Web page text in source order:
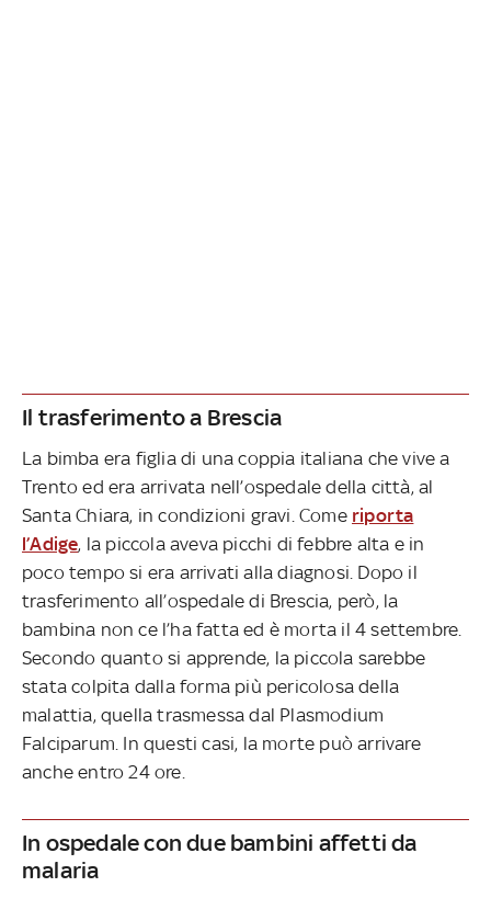
Il trasferimento a Brescia
La bimba era figlia di una coppia italiana che vive a
Trento ed era arrivata nell’ospedale della città, al
Santa Chiara, in condizioni gravi. Come riporta
l’Adige, la piccola aveva picchi di febbre alta e in
poco tempo si era arrivati alla diagnosi. Dopo il
trasferimento all’ospedale di Brescia, però, la
bambina non ce l’ha fatta ed è morta il 4 settembre.
Secondo quanto si apprende, la piccola sarebbe
stata colpita dalla forma più pericolosa della
malattia, quella trasmessa dal Plasmodium
Falciparum. In questi casi, la morte può arrivare
anche entro 24 ore.
In ospedale con due bambini affetti da
malaria